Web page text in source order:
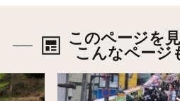
このページを
こんなページ
詳細はこちら